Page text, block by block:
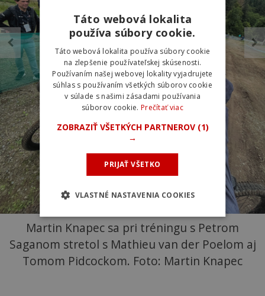
Martin Knapec sa pri tréningu s Petrom
Saganom stretol s Mathieu van der Poelom aj
Tomom Pidcockom. Foto: Martin Knapec
Táto webová lokalita
používa súbory cookie.
Táto webová lokalita používa súbory cookie
na zlepšenie používateľskej skúsenosti.
Používaním našej webovej lokality vyjadrujete
súhlas s používaním všetkých súborov cookie
v súlade s našimi zásadami používania
súborov cookie. Prečítať viac
ZOBRAZIŤ VŠETKÝCH PARTNEROV (1)
→
PRIJAŤ VŠETKO
VLASTNÉ NASTAVENIA COOKIES